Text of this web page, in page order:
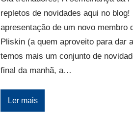
repletos de novidades aqui no
apresentação de um novo membro
Pliskin (a quem aproveito para dar
temos mais um conjunto de
final da manhã, a…
Ler mais